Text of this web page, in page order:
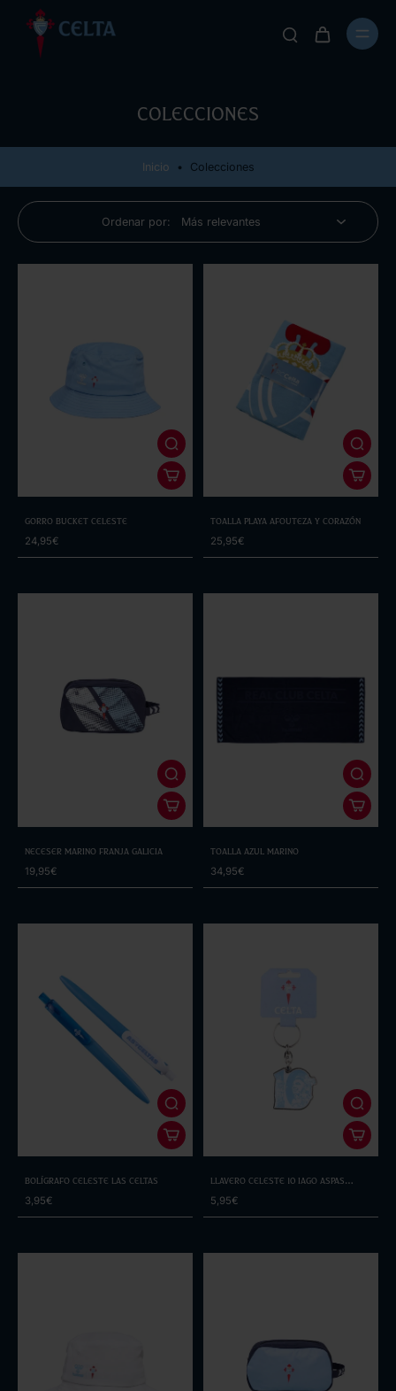
Colecciones
Inicio • Colecciones
Ordenar por:
Gorro Bucket Celeste
24,95€
Toalla Playa Afouteza y Corazón
25,95€
Neceser Marino Franja Galicia
19,95€
Toalla Azul Marino
34,95€
Bolígrafo Celeste Las Celtas
3,95€
Llavero Celeste 10 Iago Aspas
Leyenda
5,95€